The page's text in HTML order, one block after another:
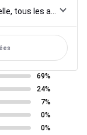
69%
24%
7%
0%
0%